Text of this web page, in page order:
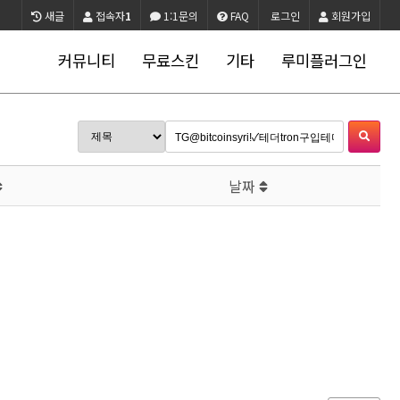
회원가입
로그인
FAQ
1:1문의
접속자1
새글
커뮤니티 무료스킨 기타 루미플러그인
날짜